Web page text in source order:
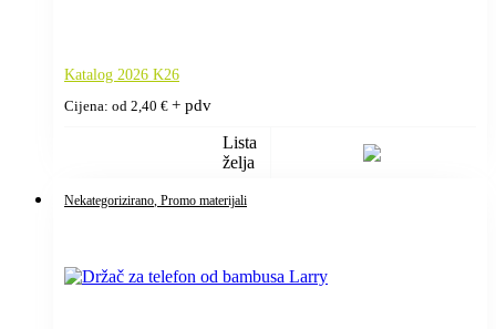
Katalog 2026 K26
Cijena: od 2,40 € + pdv
Lista
želja
Nekategorizirano , Promo materijali